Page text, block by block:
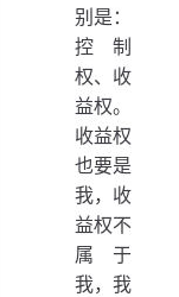
别是：
控制
权、收
益权。
收益权
也要是
我，收
益权不
属于
我，我